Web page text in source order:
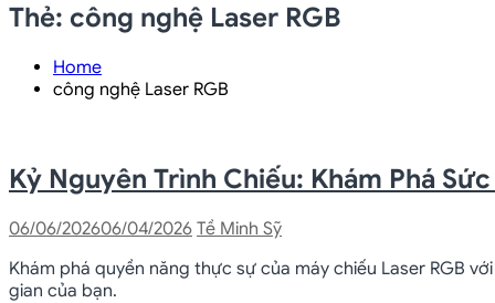
Thẻ: công nghệ Laser RGB
Home
công nghệ Laser RGB
Kỷ Nguyên Trình Chiếu: Khám Phá
06/06/202606/04/2026 Tề Minh Sỹ
Khám phá quyền năng thực sự của máy chiếu Laser RGB
gian của bạn.